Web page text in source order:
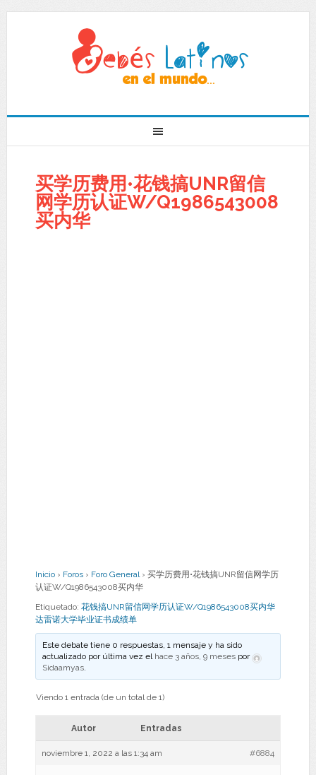
买学历费用•花钱搞UNR留信
网学历认证W/Q1986543008
买内华
Inicio › Foros › Foro General › 买学历费用•花钱搞UNR留信网学历
认证W/Q1986543008买内华
Etiquetado: 花钱搞UNR留信网学历认证W/Q1986543008买内华
达雷诺大学毕业证书成绩单
Este debate tiene 0 respuestas, 1 mensaje y ha sido
actualizado por última vez el hace 3 años, 9 meses por
Sidaamyas.
Viendo 1 entrada (de un total de 1)
Autor Entradas
noviembre 1, 2022 a las 1:34 am #6884